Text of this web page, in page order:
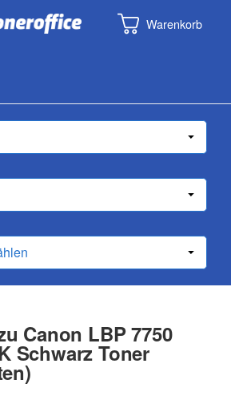
Warenkorb
Canon LBP 7750
Schwarz Toner